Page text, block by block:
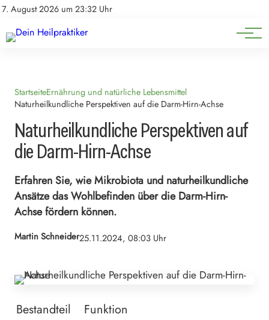
7. August 2026 um 23:32 Uhr
Impressum
Natürliche Medizin
Heilpflanzen & Kräuterkunde
StartseiteErnährung und natürliche Lebensmittel
Naturheilkundliche Perspektiven auf die Darm-Hirn-Achse
Naturheilkundliche Perspektiven auf
die Darm-Hirn-Achse
Erfahren Sie, wie Mikrobiota und naturheilkundliche
Ansätze das Wohlbefinden über die Darm-Hirn-
Achse fördern können.
Martin Schneider25.11.2024, 08:03 Uhr
Bestandteil
Funktion